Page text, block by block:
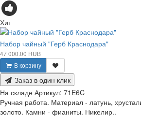
Хит
Набор чайный "Герб Краснодара"
47 000.00 RUB
В корзину
Заказ в один клик
На складе Артикул: 71E6C
Ручная работа. Материал - латунь,
золото. Камни - фианиты. Никелир..